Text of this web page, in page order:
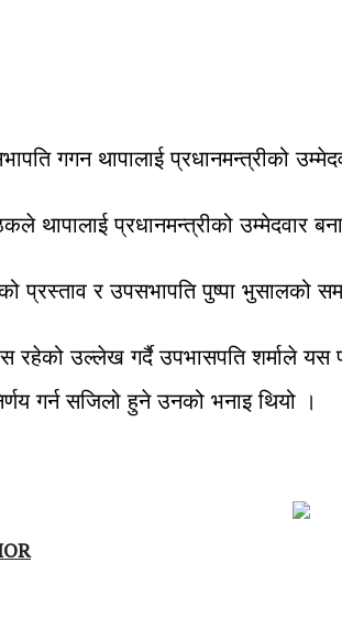
गगन थापालाई प्रधानमन्त्रीको
थापालाई प्रधानमन्त्रीको उम्मेदवार
प्रस्ताव र उपसभापति पुष्पा भुसालको
रहेको उल्लेख गर्दै उपभासपति शर्माले यस
गर्न सजिलो हुने उनको भनाइ थियो ।